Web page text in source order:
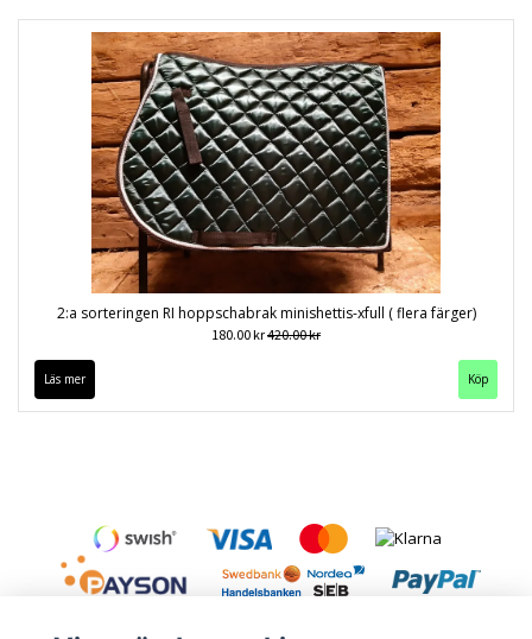
2:a sorteringen RI hoppschabrak minishettis-xfull ( flera färger)
180.00 kr420.00 kr
Läs mer Köp